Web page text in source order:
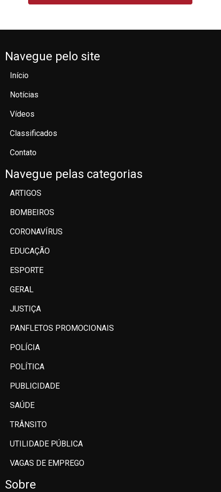
Navegue pelo site
Início
Notícias
Vídeos
Classificados
Contato
Navegue pelas categorias
ARTIGOS
BOMBEIROS
CORONAVÍRUS
EDUCAÇÃO
ESPORTE
GERAL
JUSTIÇA
PANFLETOS PROMOCIONAIS
POLÍCIA
POLÍTICA
PUBLICIDADE
SAÚDE
TRÂNSITO
UTILIDADE PÚBLICA
VAGAS DE EMPREGO
Sobre